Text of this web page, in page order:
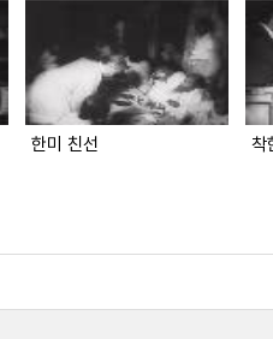
한미 친선